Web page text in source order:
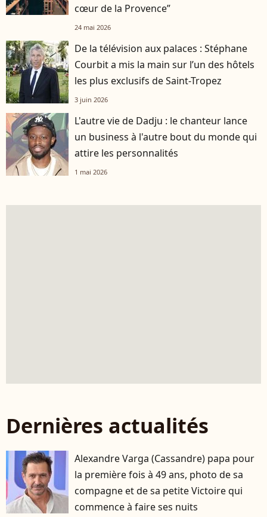
cœur de la Provence”
24 mai 2026
De la télévision aux palaces : Stéphane
Courbit a mis la main sur l’un des hôtels
les plus exclusifs de Saint-Tropez
3 juin 2026
L'autre vie de Dadju : le chanteur lance
un business à l'autre bout du monde qui
attire les personnalités
1 mai 2026
Dernières actualités
Alexandre Varga (Cassandre) papa pour
la première fois à 49 ans, photo de sa
compagne et de sa petite Victoire qui
commence à faire ses nuits